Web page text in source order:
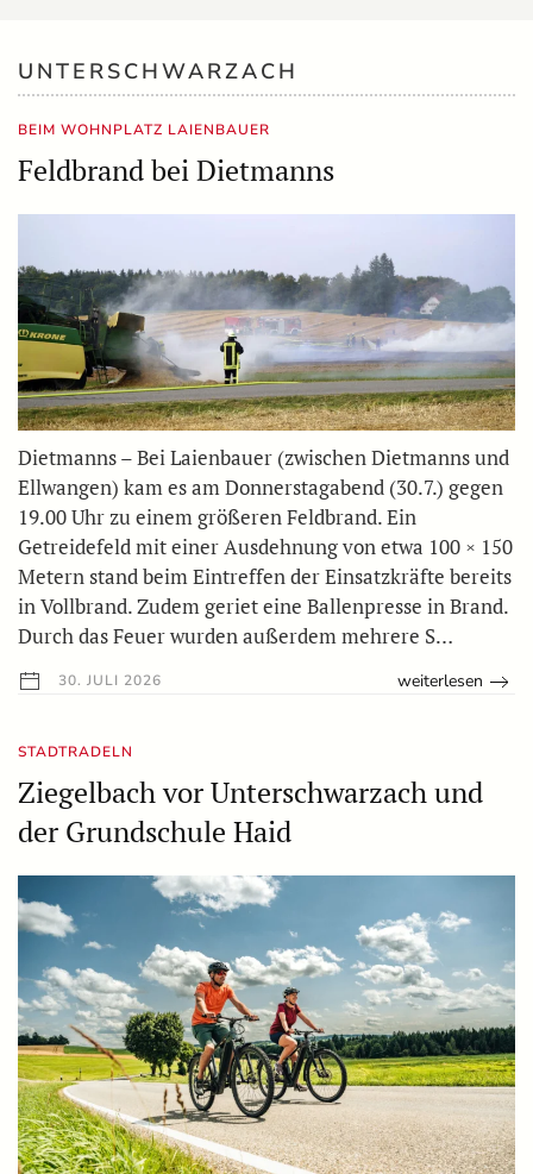
UNTERSCHWARZACH
BEIM WOHNPLATZ LAIENBAUER
Feldbrand bei Dietmanns
Dietmanns – Bei Laienbauer (zwischen Dietmanns und
Ellwangen) kam es am Donnerstagabend (30.7.) gegen
19.00 Uhr zu einem größeren Feldbrand. Ein
Getreidefeld mit einer Ausdehnung von etwa 100 × 150
Metern stand beim Eintreffen der Einsatzkräfte bereits
in Vollbrand. Zudem geriet eine Ballenpresse in Brand.
Durch das Feuer wurden außerdem mehrere S…
30. JULI 2026 weiterlesen
STADTRADELN
Ziegelbach vor Unterschwarzach und
der Grundschule Haid